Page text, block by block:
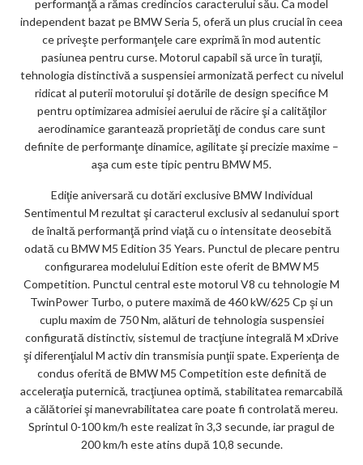
performanţă a rămas credincios caracterului său. Ca model
independent bazat pe BMW Seria 5, oferă un plus crucial în ceea
ce priveşte performanţele care exprimă în mod autentic
pasiunea pentru curse. Motorul capabil să urce în turaţii,
tehnologia distinctivă a suspensiei armonizată perfect cu nivelul
ridicat al puterii motorului şi dotările de design specifice M
pentru optimizarea admisiei aerului de răcire şi a calităţilor
aerodinamice garantează proprietăţi de condus care sunt
definite de performanţe dinamice, agilitate şi precizie maxime –
aşa cum este tipic pentru BMW M5.
Ediţie aniversară cu dotări exclusive BMW Individual
Sentimentul M rezultat şi caracterul exclusiv al sedanului sport
de înaltă performanţă prind viaţă cu o intensitate deosebită
odată cu BMW M5 Edition 35 Years. Punctul de plecare pentru
configurarea modelului Edition este oferit de BMW M5
Competition. Punctul central este motorul V8 cu tehnologie M
TwinPower Turbo, o putere maximă de 460 kW/625 Cp şi un
cuplu maxim de 750 Nm, alături de tehnologia suspensiei
configurată distinctiv, sistemul de tracţiune integrală M xDrive
şi diferenţialul M activ din transmisia punţii spate. Experienţa de
condus oferită de BMW M5 Competition este definită de
acceleraţia puternică, tracţiunea optimă, stabilitatea remarcabilă
a călătoriei şi manevrabilitatea care poate fi controlată mereu.
Sprintul 0-100 km/h este realizat în 3,3 secunde, iar pragul de
200 km/h este atins după 10,8 secunde.